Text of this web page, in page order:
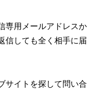
専用メールアドレスか
信しても全く相手に届
サイトを探して問い合